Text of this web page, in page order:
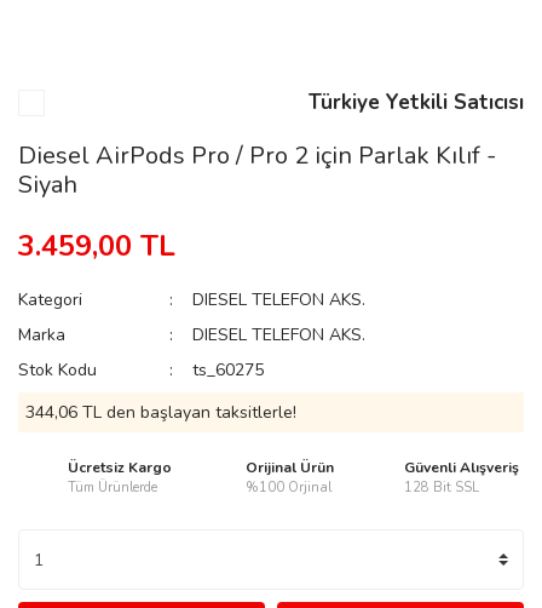
Türkiye Yetkili Satıcısı
Diesel AirPods Pro / Pro 2 için Parlak Kılıf -
Siyah
3.459,00 TL
Kategori
DIESEL TELEFON AKS.
Marka
DIESEL TELEFON AKS.
Stok Kodu
ts_60275
344,06 TL den başlayan taksitlerle!
Ücretsiz Kargo
Tüm Ürünlerde
Orijinal Ürün
%100 Orjinal
Güvenli Alışveriş
128 Bit SSL